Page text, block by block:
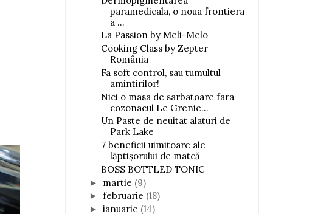
paramedicala, o noua frontiera
a ...
La Passion by Meli-Melo
Cooking Class by Zepter
România
Fa soft control, sau tumultul
amintirilor!
Nici o masa de sarbatoare fara
cozonacul Le Grenie...
Un Paste de neuitat alaturi de
Park Lake
7 beneficii uimitoare ale
lăptişorului de matcă
BOSS BOTTLED TONIC
► martie (9)
► februarie (18)
► ianuarie (14)